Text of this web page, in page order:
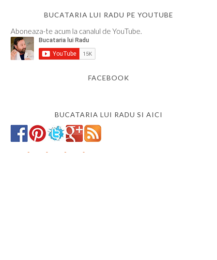
BUCATARIA LUI RADU PE YOUTUBE
Aboneaza-te acum la canalul de YouTube.
FACEBOOK
BUCATARIA LUI RADU SI AICI